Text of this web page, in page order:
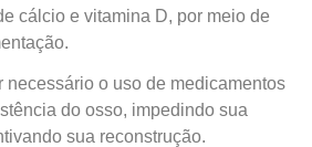
cálcio e vitamina D, por meio de
necessário o uso de medicamentos
do osso, impedindo sua
sua reconstrução.